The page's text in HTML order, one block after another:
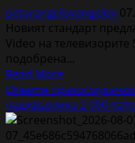
<br>онлайн
petarangelovangelov
Новият стандарт
Video на телевизорите
подобрена...
Read MoreRead
more
about
Samsung
пуска
Dreame
надхвърлиха 2 000